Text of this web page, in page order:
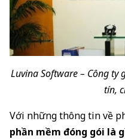
Luvina Software – Công ty
tín,
Với những thông tin về
phần mềm đóng gói là